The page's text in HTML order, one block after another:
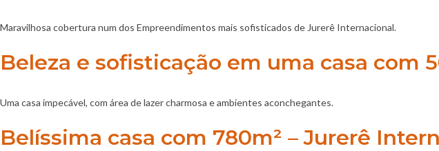
Maravilhosa cobertura num dos Empreendimentos mais sofisticados de Jurerê Internacional.
Beleza e sofisticação em uma casa com
Uma casa impecável, com área de lazer charmosa e ambientes aconchegantes.
Belíssima casa com 780m² – Jurerê